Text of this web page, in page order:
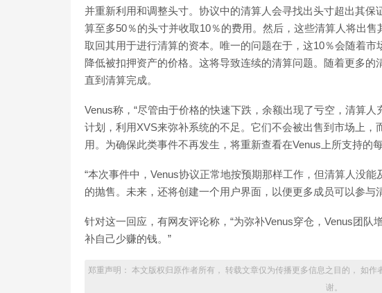
并重新利用和调整头寸。协议中的清算人会寻找出头寸超出其
算至多50％的头寸并收取10％的费用。然后，这些清算人将出
取回其用于进行清算的资本。唯一的问题在于，这10％会随着
降低被扣押资产的价格。这将导致连续的清算问题。随着更多的
直到清算完成。
Venus称，“尽管由于价格的快速下跌，余额出现了亏空，清算
计划，利用XVS来弥补系统的不足。它们不会被出售到市场上，
用。为确保此类事件不再发生，将重新查看在Venus上所支持的
“本次事件中，Venus协议正常地按预期那样工作，但清算人没
的抛售。未来，还将创建一个用户界面，以便更多成员可以参与
针对这一回应，有网友评论称，“为弥补Venus穿仓，Venus团
补自己少赚的钱。”
郑重声明： 本文版权归原作者所有， 转载文章仅为传播更多信息之目的， 如
谢。